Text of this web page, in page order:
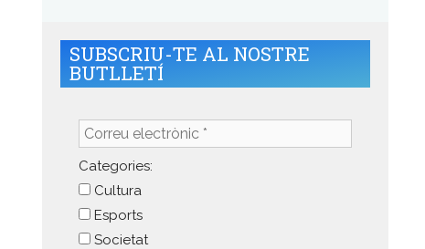
SUBSCRIU-TE AL NOSTRE
BUTLLETÍ
Correu
electrònic
*Categories:
Cultura
Esports
Societat